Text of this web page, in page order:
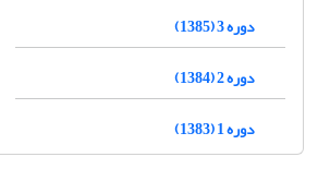
دوره 3 (1385)
دوره 2 (1384)
دوره 1 (1383)